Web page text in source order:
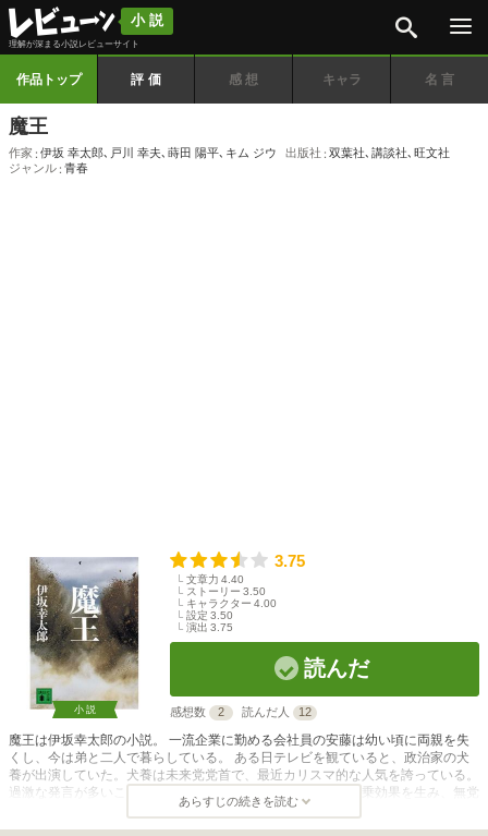
小説
理解が深まる小説レビューサイト
作品トップ 評価 感想 キャラ 名言
魔王
作家 伊坂 幸太郎､ 戸川 幸夫､ 蒔田 陽平､ キム ジウ 出版社 双葉社､ 講談社､ 旺文社
ジャンル 青春
小説
3.75
文章力 4.40
ストーリー 3.50
キャラクター 4.00
設定 3.50
演出 3.75
読んだ
感想数 2 読んだ人 12
魔王は伊坂幸太郎の小説。 一流企業に勤める会社員の安藤は幼い頃に両親を失
くし、今は弟と二人で暮らしている。 ある日テレビを観ていると、政治家の犬
養が出演していた。犬養は未来党党首で、最近カリスマ的な人気を誇っている。
過激な発言が多いことでも有名だが、それがカリスマ性と相乗効果を生み、無党
派層なども取り込んで未来党は急速に拡大していた。閉塞感がある今の日本で犬
養のような強いリーダーシップのある人間が求められるのを理解しつつも、安藤
あらすじの続きを読む